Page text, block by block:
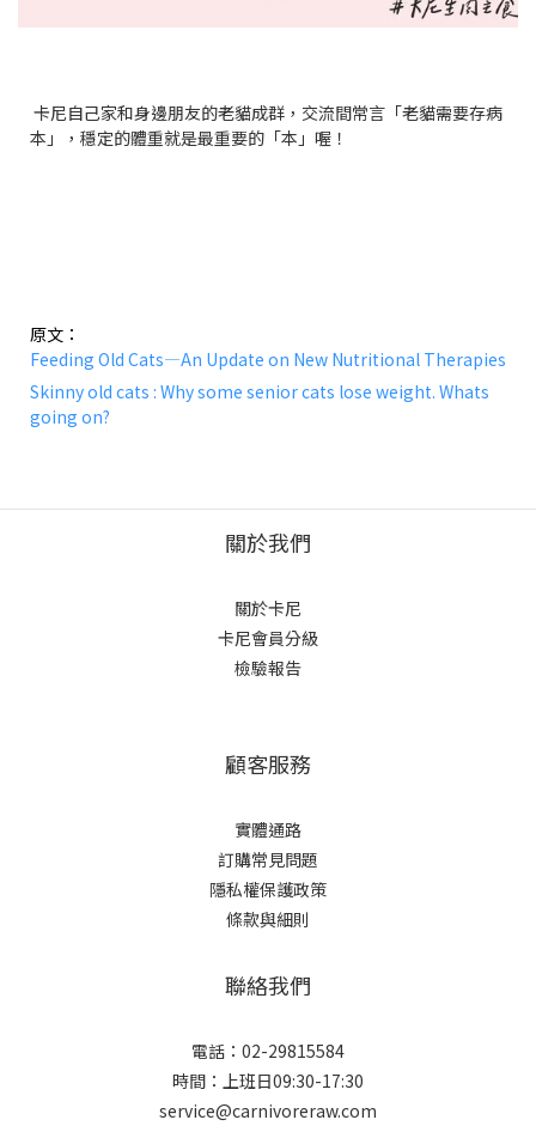
卡尼自己家和身邊朋友的老貓成群，交流間常言「老貓需要存病
本」，穩定的體重就是最重要的「本」喔！
原文：
Feeding Old Cats—An Update on New Nutritional Therapies
Skinny old cats : Why some senior cats lose weight. Whats
going on?
關於我們
關於卡尼
卡尼會員分級
檢驗報告
顧客服務
實體通路
訂購常見問題
隱私權保護政策
條款與細則
聯絡我們
電話：02-29815584
時間：上班日09:30-17:30
service@carnivoreraw.com